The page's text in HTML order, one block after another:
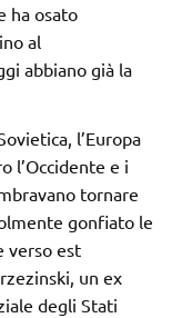
ha osato
al
abbiano già la
l’Europa
l’Occidente e i
tornare
gonfiato le
verso est
un ex
degli Stati